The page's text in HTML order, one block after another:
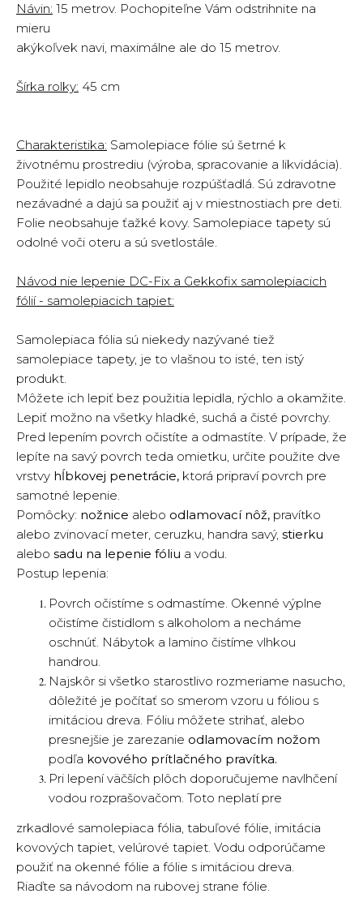
Návin: 15 metrov. Pochopiteľne Vám odstrihnite na
mieru
akýkoľvek navi, maximálne ale do 15 metrov.
Šírka rolky: 45 cm
Charakteristika: Samolepiace fólie sú šetrné k
životnému prostrediu (výroba, spracovanie a likvidácia).
Použité lepidlo neobsahuje rozpúšťadlá. Sú zdravotne
nezávadné a dajú sa použiť aj v miestnostiach pre deti.
Folie neobsahuje ťažké kovy. Samolepiace tapety sú
odolné voči oteru a sú svetlostále.
Návod nie lepenie DC-Fix a Gekkofix samolepiacich
fólií - samolepiacich tapiet:
Samolepiaca fólia sú niekedy nazývané tiež
samolepiace tapety, je to vlašnou to isté, ten istý
produkt.
Môžete ich lepiť bez použitia lepidla, rýchlo a okamžite.
Lepiť možno na všetky hladké, suchá a čisté povrchy.
Pred lepením povrch očistíte a odmastíte. V prípade, že
lepíte na savý povrch teda omietku, určite použite dve
vrstvy hĺbkovej penetrácie, ktorá pripraví povrch pre
samotné lepenie.
Pomôcky: nožnice alebo odlamovací nôž, pravítko
alebo zvinovací meter, ceruzku, handra savý, stierku
alebo sadu na lepenie fóliu a vodu.
Postup lepenia:
Povrch očistíme s odmastíme. Okenné výplne
očistíme čistidlom s alkoholom a necháme
oschnúť. Nábytok a lamino čistíme vlhkou
handrou.
Najskôr si všetko starostlivo rozmeriame nasucho,
dôležité je počítať so smerom vzoru u fóliou s
imitáciou dreva. Fóliu môžete strihať, alebo
presnejšie je zarezanie odlamovacím nožom
podľa kovového prítlačného pravítka.
Pri lepení väčších plôch doporučujeme navlhčení
vodou rozprašovačom. Toto neplatí pre
zrkadlové samolepiaca fólia, tabuľové fólie, imitácia
kovových tapiet, velúrové tapiet. Vodu odporúčame
použiť na okenné fólie a fólie s imitáciou dreva.
Riaďte sa návodom na rubovej strane fólie.